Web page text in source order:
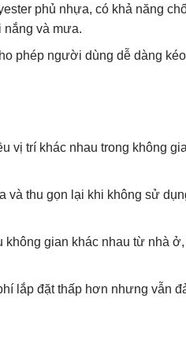
phủ nhựa, có khả năng
và mưa.
phép người dùng dễ dàng
vị trí khác nhau trong không
và thu gọn lại khi không sử
không gian khác nhau từ nhà
lắp đặt thấp hơn nhưng vẫn